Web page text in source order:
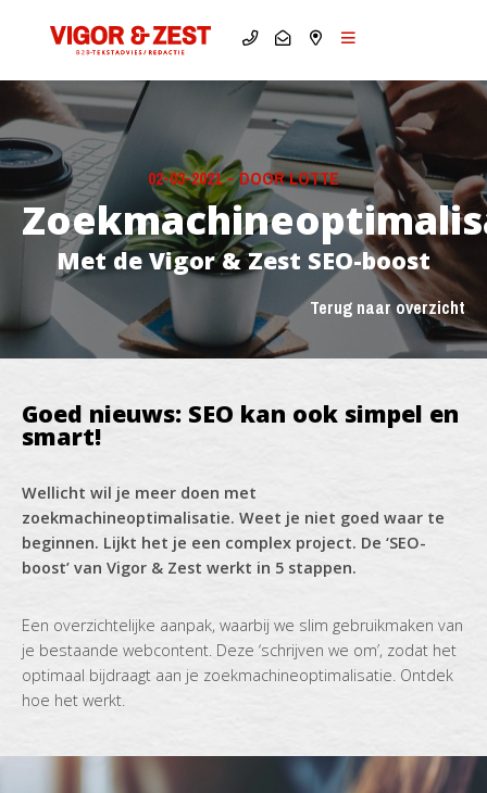
02-03-2021-DOOR LOTTE
Met de Vigor & Zest SEO-boost
Terug naar overzicht
Goed nieuws: SEO kan ook simpel en
smart!
Wellicht wil je meer doen met
zoekmachineoptimalisatie. Weet je niet goed waar te
beginnen. Lijkt het je een complex project. De ‘SEO-
boost’ van Vigor & Zest werkt in 5 stappen.
Een overzichtelijke aanpak, waarbij we slim gebruikmaken van
je bestaande webcontent. Deze ‘schrijven we om’, zodat het
optimaal bijdraagt aan je zoekmachineoptimalisatie. Ontdek
hoe het werkt.